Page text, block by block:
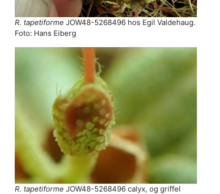
R. tapetiforme JOW48-5268496 hos Egil Valdehaug.
Foto: Hans Eiberg
R. tapetiforme JOW48-5268496 calyx, og griffel